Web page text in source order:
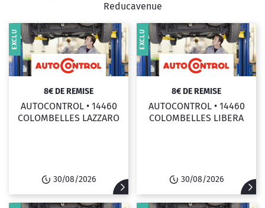
Reducavenue
8€ DE REMISE
AUTOCONTROL • 14460
COLOMBELLES LAZZARO
30/08/2026
EXCLU
8€ DE REMISE
AUTOCONTROL • 14460
COLOMBELLES LIBERA
30/08/2026
EXCLU